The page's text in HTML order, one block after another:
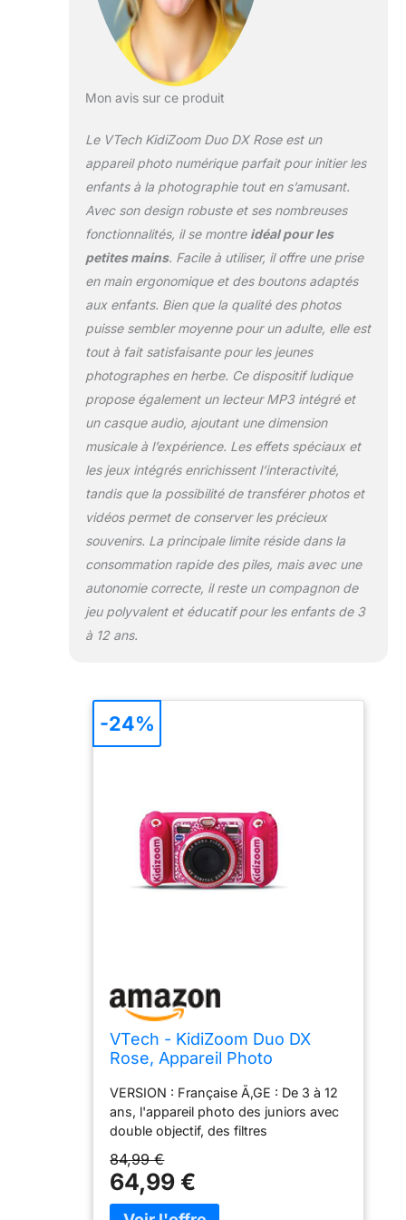
microSDFonctionne avec 4 piles LR06
incluses
Mon avis sur ce produit
Le VTech KidiZoom Duo DX Rose est un
appareil photo numérique parfait pour initier les
enfants à la photographie tout en s’amusant.
Avec son design robuste et ses nombreuses
fonctionnalités, il se montre idéal pour les
petites mains. Facile à utiliser, il offre une prise
en main ergonomique et des boutons adaptés
aux enfants. Bien que la qualité des photos
puisse sembler moyenne pour un adulte, elle est
tout à fait satisfaisante pour les jeunes
photographes en herbe. Ce dispositif ludique
propose également un lecteur MP3 intégré et
un casque audio, ajoutant une dimension
musicale à l’expérience. Les effets spéciaux et
les jeux intégrés enrichissent l’interactivité,
tandis que la possibilité de transférer photos et
vidéos permet de conserver les précieux
souvenirs. La principale limite réside dans la
consommation rapide des piles, mais avec une
autonomie correcte, il reste un compagnon de
jeu polyvalent et éducatif pour les enfants de 3
à 12 ans.
VTech - KidiZoom Duo DX
Rose, Appareil Photo
Photo, Selfie, Vidéo, Écran
Couleur, Lecteur MP3,
Casque Audio, Cadeau Enfant
de 3 Ans à 12 Ans - Contenu
en Français
VERSION : Française Ã‚GE : De 3 à 12
ans, l'appareil photo des juniors avec
double objectif, des filtres
augmentée 10 EN 1 : Double objectif
pour photos et vidéos, détection de
visage, trucages ( de 70 cadres,
84,99 €
64,99 €
-24%